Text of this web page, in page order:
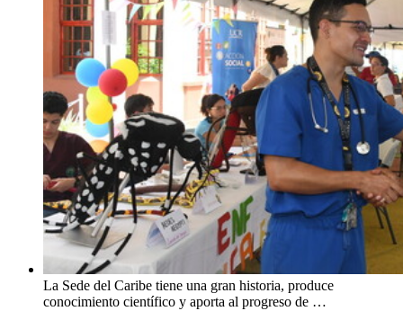
La Sede del Caribe tiene una gran historia, produce
conocimiento científico y aporta al progreso de …